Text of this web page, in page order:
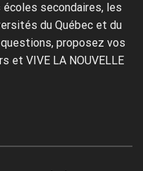
secondaires, les
du Québec et du
proposez vos
et VIVE LA NOUVELLE